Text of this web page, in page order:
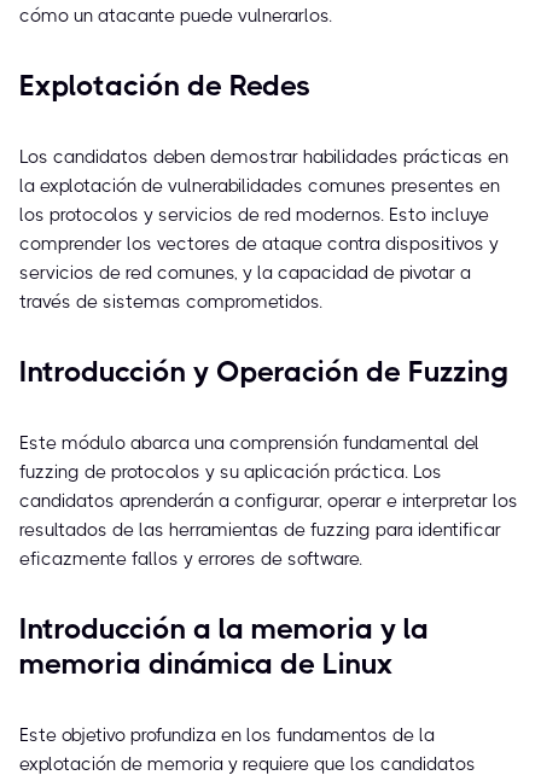
cómo un atacante puede vulnerarlos.
Explotación de Redes
Los candidatos deben demostrar habilidades prácticas en
la explotación de vulnerabilidades comunes presentes en
los protocolos y servicios de red modernos. Esto incluye
comprender los vectores de ataque contra dispositivos y
servicios de red comunes, y la capacidad de pivotar a
través de sistemas comprometidos.
Introducción y Operación de Fuzzing
Este módulo abarca una comprensión fundamental del
fuzzing de protocolos y su aplicación práctica. Los
candidatos aprenderán a configurar, operar e interpretar los
resultados de las herramientas de fuzzing para identificar
eficazmente fallos y errores de software.
Introducción a la memoria y la
memoria dinámica de Linux
Este objetivo profundiza en los fundamentos de la
explotación de memoria y requiere que los candidatos